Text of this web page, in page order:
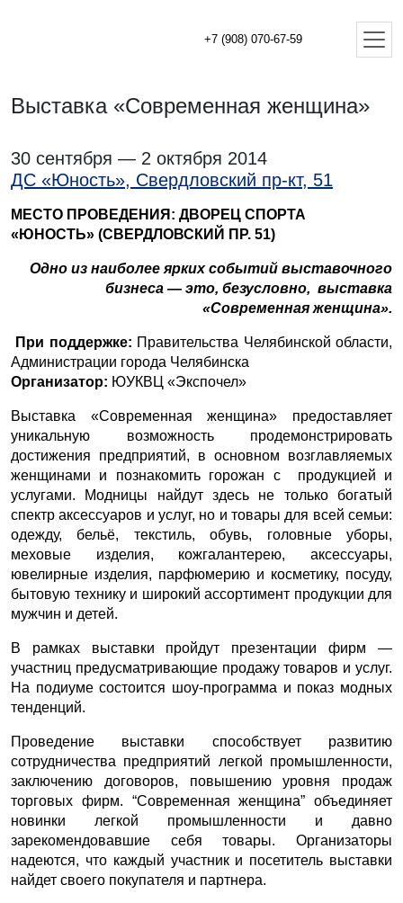
+7 (908) 070-67-59
Выставка «Современная женщина»
30 сентября — 2 октября 2014
ДС «Юность», Свердловский пр-кт, 51
МЕСТО ПРОВЕДЕНИЯ: ДВОРЕЦ СПОРТА
«ЮНОСТЬ» (СВЕРДЛОВСКИЙ ПР. 51)
Одно из наиболее ярких событий выставочного
бизнеса — это, безусловно, выставка
«Современная женщина».
При поддержке: Правительства Челябинской области,
Администрации города Челябинска
Организатор: ЮУКВЦ «Экспочел»
Выставка «Современная женщина» предоставляет
уникальную возможность продемонстрировать
достижения предприятий, в основном возглавляемых
женщинами и познакомить горожан с продукцией и
услугами. Модницы найдут здесь не только богатый
спектр аксессуаров и услуг, но и товары для всей семьи:
одежду, бельё, текстиль, обувь, головные уборы,
меховые изделия, кожгалантерею, аксессуары,
ювелирные изделия, парфюмерию и косметику, посуду,
бытовую технику и широкий ассортимент продукции для
мужчин и детей.
В рамках выставки пройдут презентации фирм —
участниц предусматривающие продажу товаров и услуг.
На подиуме состоится шоу-программа и показ модных
тенденций.
Проведение выставки способствует развитию
сотрудничества предприятий легкой промышленности,
заключению договоров, повышению уровня продаж
торговых фирм. “Современная женщина” объединяет
новинки легкой промышленности и давно
зарекомендовавшие себя товары. Организаторы
надеются, что каждый участник и посетитель выставки
найдет своего покупателя и партнера.